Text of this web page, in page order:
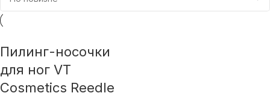
Пилинг-носочки
для ног VT
Cosmetics Reedle